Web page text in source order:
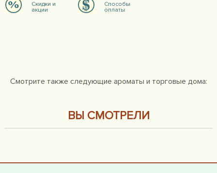
Скидки и
акции
Способы
оплаты
Смотрите также следующие ароматы и торговые дома:
ВЫ СМОТРЕЛИ